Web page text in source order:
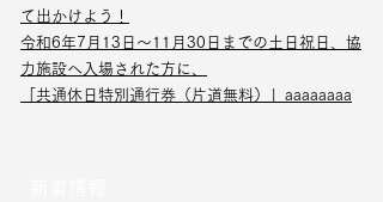
て出かけよう！
令和6年7月13日～11月30日までの土日祝日、協
力施設へ入場された方に、
「共通休日特別通行券（片道無料）」aaaaaaaa